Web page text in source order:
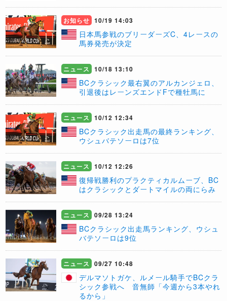
お知らせ 10/19 14:03
日本馬参戦のブリーダーズC、4レースの
馬券発売が決定
ニュース 10/18 13:10
BCクラシック最右翼のアルカンジェロ、
引退後はレーンズエンドFで種牡馬に
ニュース 10/12 12:34
BCクラシック出走馬の最終ランキング、
ウシュバテソーロは7位
ニュース 10/12 12:26
復帰戦勝利のプラクティカルムーブ、BC
はクラシックとダートマイルの両にらみ
ニュース 09/28 13:24
BCクラシック出走馬ランキング、ウシュ
バテソーロは9位
ニュース 09/27 10:48
デルマソトガケ、ルメール騎手でBCクラ
シック参戦へ 音無師「今週から3本やれ
るから」